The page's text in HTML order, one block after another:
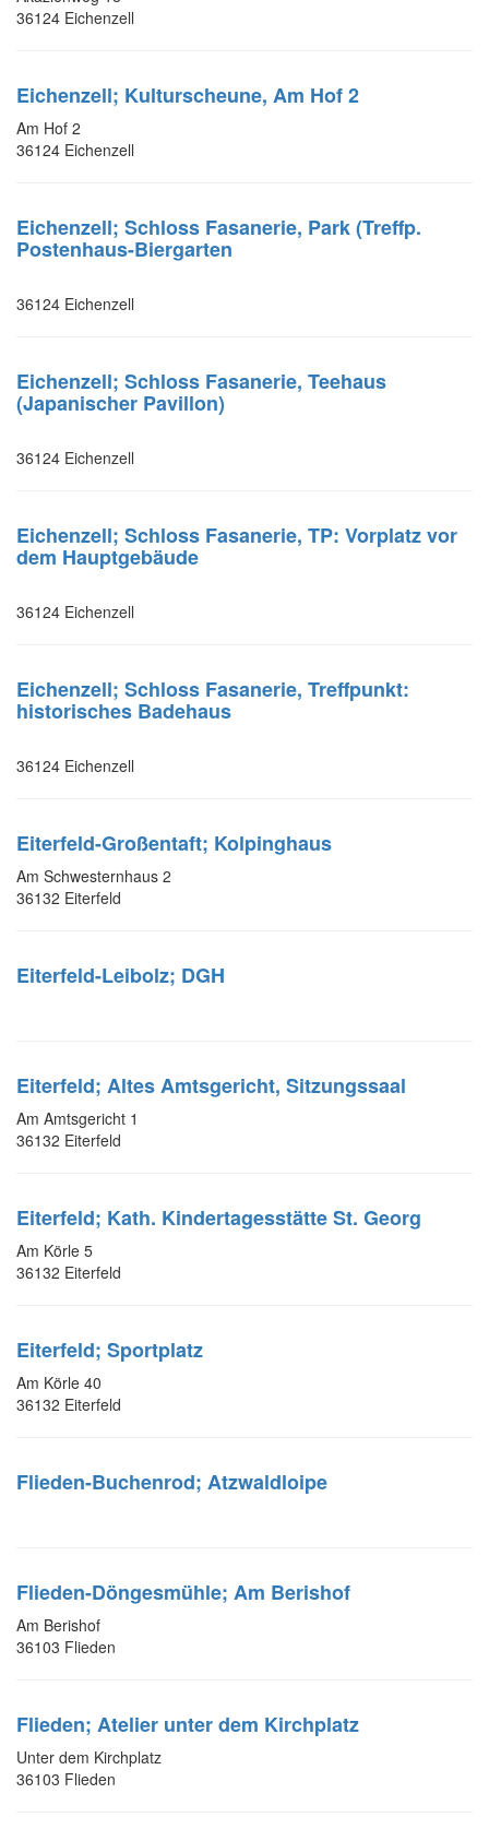
36124 Eichenzell
Eichenzell; Kulturscheune, Am Hof 2
Am Hof 2
36124 Eichenzell
Eichenzell; Schloss Fasanerie, Park (Treffp.
Postenhaus-Biergarten
36124 Eichenzell
Eichenzell; Schloss Fasanerie, Teehaus
(Japanischer Pavillon)
36124 Eichenzell
Eichenzell; Schloss Fasanerie, TP: Vorplatz vor
dem Hauptgebäude
36124 Eichenzell
Eichenzell; Schloss Fasanerie, Treffpunkt:
historisches Badehaus
36124 Eichenzell
Eiterfeld-Großentaft; Kolpinghaus
Am Schwesternhaus 2
36132 Eiterfeld
Eiterfeld-Leibolz; DGH
Eiterfeld; Altes Amtsgericht, Sitzungssaal
Am Amtsgericht 1
36132 Eiterfeld
Eiterfeld; Kath. Kindertagesstätte St. Georg
Am Körle 5
36132 Eiterfeld
Eiterfeld; Sportplatz
Am Körle 40
36132 Eiterfeld
Flieden-Buchenrod; Atzwaldloipe
Flieden-Döngesmühle; Am Berishof
Am Berishof
36103 Flieden
Flieden; Atelier unter dem Kirchplatz
Unter dem Kirchplatz
36103 Flieden